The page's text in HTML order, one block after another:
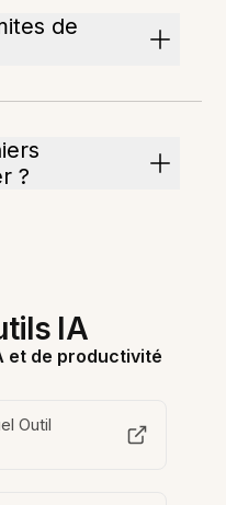
de
?
IA
et de productivité
Outil